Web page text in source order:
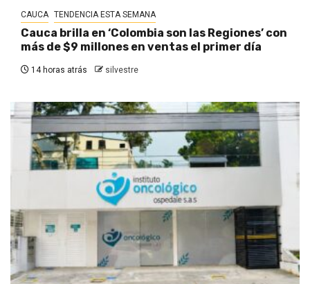
CAUCA TENDENCIA ESTA SEMANA
Cauca brilla en ‘Colombia son las Regiones’ con
más de $9 millones en ventas el primer día
14 horas atrás silvestre